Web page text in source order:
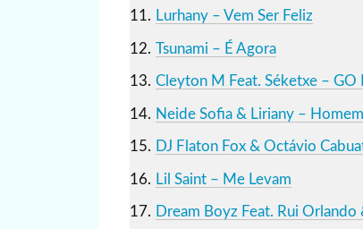
Lurhany – Vem Ser Feliz
Tsunami – É Agora
Cleyton M Feat. Séketxe – GO
Neide Sofia & Liriany – Homem
DJ Flaton Fox & Octávio
Lil Saint – Me Levam
Dream Boyz Feat. Rui